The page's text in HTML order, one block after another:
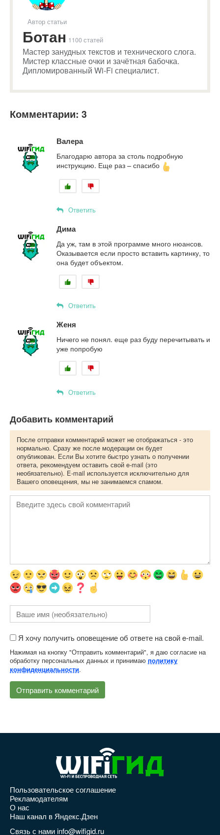
Автор статьи
Ботан 1100 статей
Мастер занудных текстов и технического слога.
Мистер классные очки и зачётная бабочка.
Дипломированный Wi-Fi специалист.
Комментарии: 3
Валера
Благодарю автора за столь подробную
инструкцию. Еще раз – спасибо
Ответить
Дима
Да уж, там в этой программе много нюансов.
Оказывается если просто вставить картинку, то
она будет объектом.
Ответить
Женя
Ничего не понял. еще раз буду перечитывать и
уже попробую
Ответить
Добавить комментарий
После отправки комментарий может не отображаться - это
нормально. Сразу же после модерации он будет
опубликован. Если Вы хотите быстро узнать о получении
ответа, рекомендуем оставить свой e-mail (это
необязательно). E-mail используется исключительно для
Вашего оповещения, мы не занимаемся спамом.
Я хочу получить оповещение об ответе на свой e-mail.
Нажимая на кнопку "Отправить комментарий", я даю согласие на
обработку персональных данных и принимаю политику
конфиденциальности.
Пользовательское соглашение
Рекламодателям
О нас
Наш канал в Яндекс.Дзен
Связь с нами info@wifigid.ru